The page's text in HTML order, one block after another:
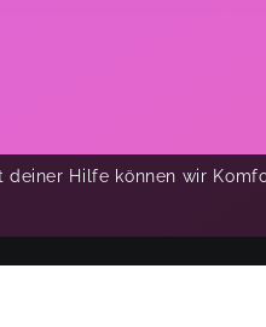
Hilfe können wir